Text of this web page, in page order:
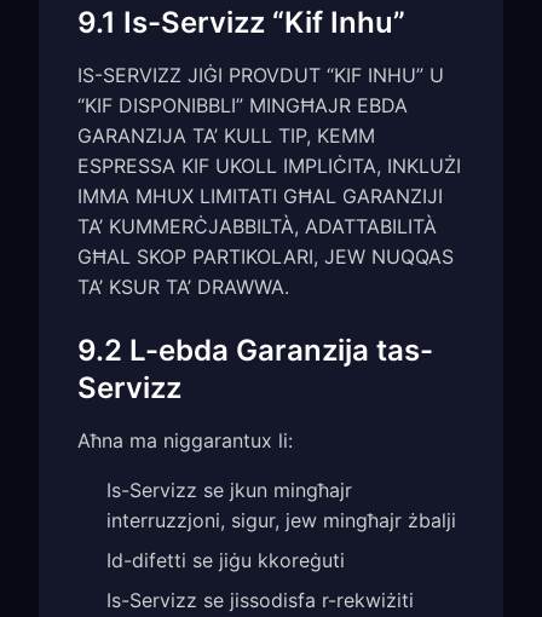
9.1 Is-Servizz “Kif Inhu”
IS-SERVIZZ JIĠI PROVDUT “KIF INHU” U
“KIF DISPONIBBLI” MINGĦAJR EBDA
GARANZIJA TA’ KULL TIP, KEMM
ESPRESSA KIF UKOLL IMPLIĊITA, INKLUŻI
IMMA MHUX LIMITATI GĦAL GARANZIJI
TA’ KUMMERĊJABBILTÀ, ADATTABILITÀ
GĦAL SKOP PARTIKOLARI, JEW NUQQAS
TA’ KSUR TA’ DRAWWA.
9.2 L-ebda Garanzija tas-
Servizz
Aħna ma niggarantux li:
Is-Servizz se jkun mingħajr
interruzzjoni, sigur, jew mingħajr żbalji
Id-difetti se jiġu kkoreġuti
Is-Servizz se jissodisfa r-rekwiżiti